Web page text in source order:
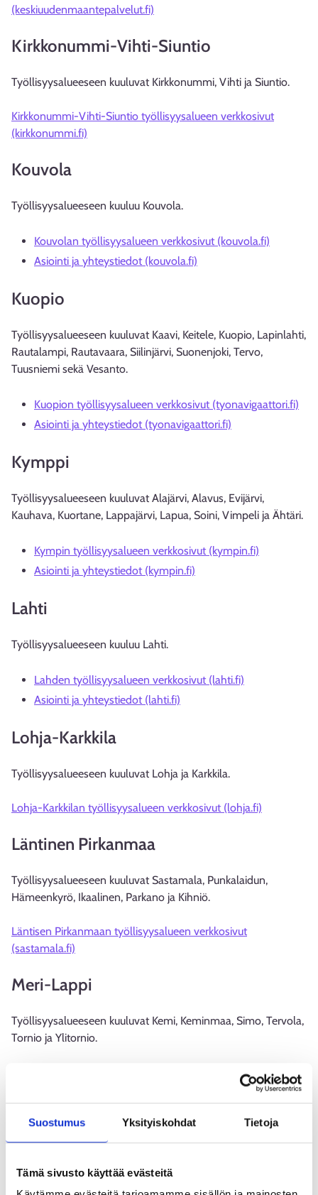
Suostumus Yksityiskohdat Tietoja
Tämä sivusto käyttää evästeitä
(keskiuudenmaantepalvelut.fi)
Kirkkonummi-Vihti-Siuntio
Työllisyysalueeseen kuuluvat Kirkkonummi, Vihti ja Siuntio.
Kirkkonummi-Vihti-Siuntio työllisyysalueen verkkosivut
(kirkkonummi.fi)
Kouvola
Työllisyysalueeseen kuuluu Kouvola.
Kouvolan työllisyysalueen verkkosivut (kouvola.fi)
Asiointi ja yhteystiedot (kouvola.fi)
Kuopio
Työllisyysalueeseen kuuluvat Kaavi, Keitele, Kuopio, Lapinlahti,
Rautalampi, Rautavaara, Siilinjärvi, Suonenjoki, Tervo,
Tuusniemi sekä Vesanto.
Kuopion työllisyysalueen verkkosivut (tyonavigaattori.fi)
Asiointi ja yhteystiedot (tyonavigaattori.fi)
Kymppi
Työllisyysalueeseen kuuluvat Alajärvi, Alavus, Evijärvi,
Kauhava, Kuortane, Lappajärvi, Lapua, Soini, Vimpeli ja Ähtäri.
Kympin työllisyysalueen verkkosivut (kympin.fi)
Asiointi ja yhteystiedot (kympin.fi)
Lahti
Työllisyysalueeseen kuuluu Lahti.
Lahden työllisyysalueen verkkosivut (lahti.fi)
Asiointi ja yhteystiedot (lahti.fi)
Lohja-Karkkila
Työllisyysalueeseen kuuluvat Lohja ja Karkkila.
Lohja-Karkkilan työllisyysalueen verkkosivut (lohja.fi)
Läntinen Pirkanmaa
Työllisyysalueeseen kuuluvat Sastamala, Punkalaidun,
Hämeenkyrö, Ikaalinen, Parkano ja Kihniö.
Läntisen Pirkanmaan työllisyysalueen verkkosivut
(sastamala.fi)
Meri-Lappi
Työllisyysalueeseen kuuluvat Kemi, Keminmaa, Simo, Tervola,
Tornio ja Ylitornio.
Meri-Lapin työllisyysalueen verkkosivut (tornio.fi)
Mikkelin seutu
Työllisyysalueeseen kuuluvat Hirvensalmi, Juva, Kangasniemi,